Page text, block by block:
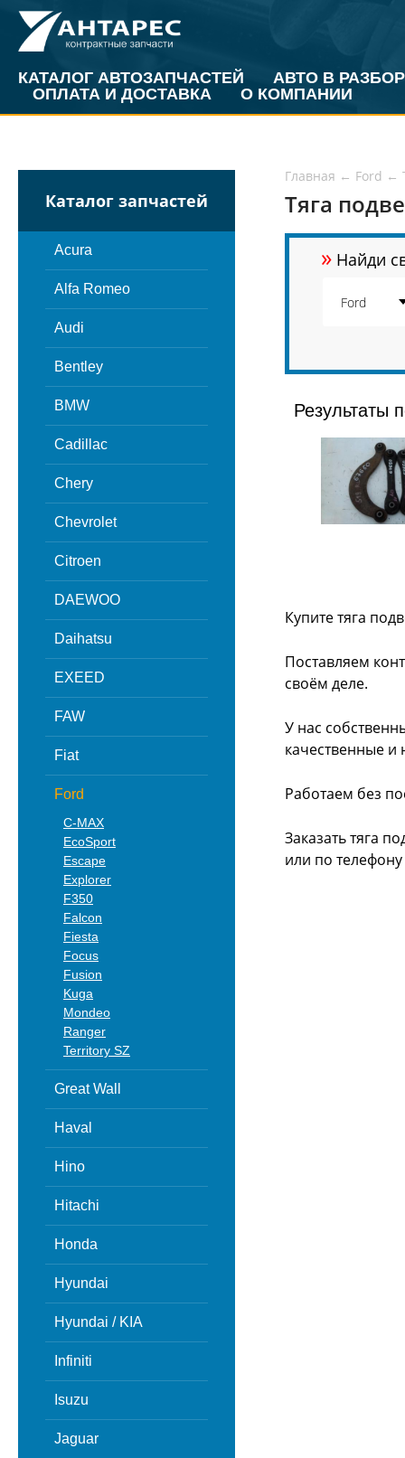
КАТАЛОГ АВТОЗАПЧАСТЕЙ
АВТО В РАЗБОР
ОПЛАТА И ДОСТАВКА
О КОМПАНИИ
Каталог запчастей
Acura
Alfa Romeo
Audi
Bentley
BMW
Cadillac
Chery
Chevrolet
Citroen
DAEWOO
Daihatsu
EXEED
FAW
Fiat
Ford
C-MAX
EcoSport
Escape
Explorer
F350
Falcon
Fiesta
Focus
Fusion
Kuga
Mondeo
Ranger
Territory SZ
Great Wall
Haval
Hino
Hitachi
Honda
Hyundai
Hyundai / KIA
Infiniti
Isuzu
Jaguar
Главная ← Ford ←
Тяга
» Найди
Результаты
Купите тяга
Поставляем
своём деле.
У нас
качественные и
Работаем без
Заказать тяга
или по